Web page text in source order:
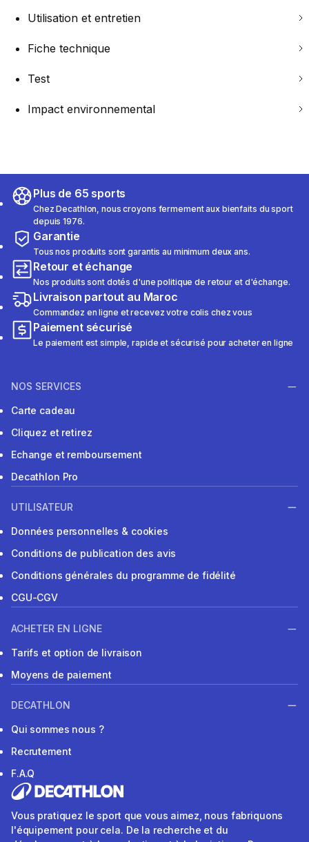
Utilisation et entretien
Fiche technique
Test
Impact environnemental
Plus de 65 sports
Chez Decathlon, nous croyons fermement aux bienfaits du sport
depuis 1976.
Garantie
Tous nos produits sont garantis au minimum deux ans.
Retour et échange
Nos produits sont dotés d'une politique de retour et d'échange.
Livraison partout au Maroc
Commandez en ligne et recevez votre colis chez vous
Paiement sécurisé
Le paiement est simple, rapide et sécurisé pour acheter en ligne
NOS SERVICES
Carte cadeau
Cliquez et retirez
Echange et remboursement
Decathlon Pro
UTILISATEUR
Données personnelles & cookies
Conditions de publication des avis
Conditions générales du programme de fidélité
CGU-CGV
ACHETER EN LIGNE
Tarifs et option de livraison
Moyens de paiement
DECATHLON
Qui sommes nous ?
Recrutement
F.A.Q
Vous pratiquez le sport que vous aimez, nous fabriquons
l'équipement pour cela. De la recherche et du